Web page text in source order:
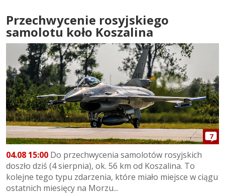
Przechwycenie rosyjskiego
samolotu koło Koszalina
7
04.08 15:00 Do przechwycenia samolotów rosyjskich
doszło dziś (4 sierpnia), ok. 56 km od Koszalina. To
kolejne tego typu zdarzenia, które miało miejsce w ciągu
ostatnich miesięcy na Morzu...